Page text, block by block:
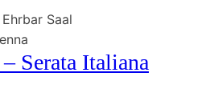
Ehrbar Saal
Serata Italiana